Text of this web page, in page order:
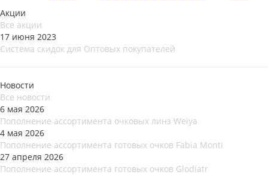
Акции
Все акции
17 июня 2023
Система скидок для Оптовых покупателей
Новости
Все новости
6 мая 2026
Пополнение ассортимента очковых линз Weiya
4 мая 2026
Пополнение ассортимента готовых очков Fabia Monti
27 апреля 2026
Пополнение ассортимента готовых очков Glodiatr